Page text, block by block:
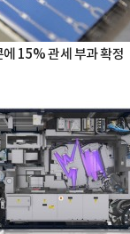
15% 관세 부과 확정